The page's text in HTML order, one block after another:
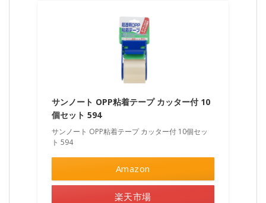
サンノート OPP粘着テープ カッター付 10
個セット 594
サンノート OPP粘着テープ カッター付 10個セッ
ト 594
Amazon
楽天市場